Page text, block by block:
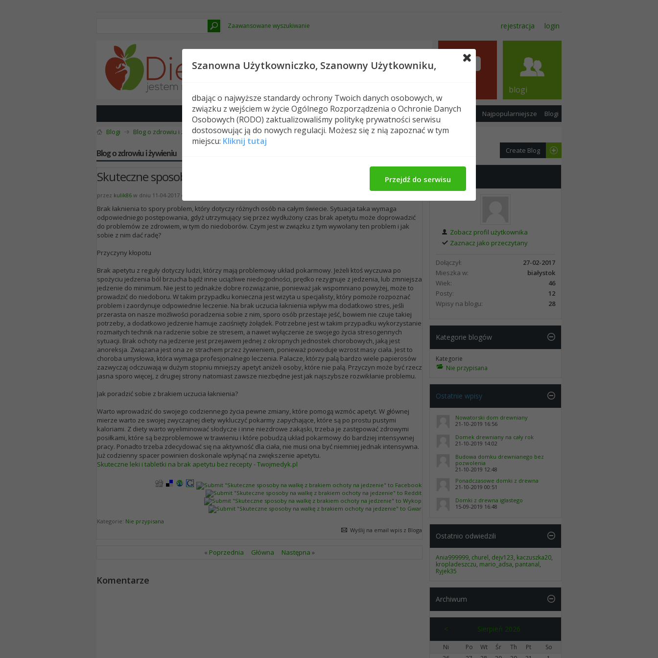
Zaawansowane wyszukiwanie rejestracja login
blogi
Ostatnie wpisy Najpopularniejsze Blogi
Blogi Blog o zdrowiu i żywieniu Skuteczne sposoby na walkę z brakiem ochoty na jedzenie
Blog o zdrowiu i żywieniu
Skuteczne sposoby na walkę z brakiem ochoty na jedzenie
przez kulik86 w dniu 11-04-2017 o godzinie 12:55 (1904 Odsłon)
Brak łaknienia to spory problem, który dotyczy różnych osób na całym świecie. Sytuacja taka wymaga
odpowiedniego postępowania, gdyż utrzymujący się przez wydłużony czas brak apetytu może doprowadzić
do problemów ze zdrowiem, w tym do niedoborów. Czym jest w związku z tym wywołany ten problem i jak
sobie z nim dać radę?
Przyczyny kłopotu
Brak apetytu z reguły dotyczy ludzi, którzy mają problemowy układ pokarmowy. Jeżeli ktoś wyczuwa po
spożyciu jedzenia ból brzucha bądź inne uciążliwe niedogodności, prędko rezygnuje z jedzenia, lub zmniejsza
jedzenie do minimum. Nie jest to jednakże dobre rozwiązanie, ponieważ jak wspomniano powyżej, może to
prowadzić do niedoboru. W takim przypadku konieczna jest wizyta u specjalisty, który pomoże rozpoznać
problem i zaordynuje odpowiednie leczenie. Na brak uczucia łaknienia wpływ ma dodatkowo stres, jeśli
przerasta on nasze możliwości poradzenia sobie z nim, sporo osób przestaje jeść, bowiem nie czuje takiej
potrzeby, a dodatkowo jedzenie hamuje zaciśnięty żołądek. Potrzebne jest w takim przypadku wykorzystanie
rozmaitych technik na radzenie sobie ze stresem, a nawet wyłączenie ze swojego życia stresogennych
sytuacji. Brak ochoty na jedzenie jest przejawem jednej z okropnych jednostek chorobowych, jaką jest
anoreksja. Związana jest ona ze strachem przez żywieniem, ponieważ powoduje wzrost masy ciała. Jest to
choroba umysłowa, która wymaga profesjonalnego leczenia. Palacze, którzy palą bardzo wiele papierosów
zazwyczaj odczuwają w dużym stopniu mniejszy apetyt aniżeli osoby, które nie palą. Przyczyn może być rzecz
jasna sporo więcej, z drugiej strony natomiast zawsze niezbędne jest jak najszybsze rozwikłanie problemu.
Jak poradzić sobie z brakiem uczucia łaknienia?
Warto wprowadzić do swojego codziennego życia pewne zmiany, które pomogą wzmóc apetyt. W głównej
mierze warto ze swojej zwyczajnej diety wykluczyć pokarmy zapychające, które są po prostu pustymi
kaloriami. Z diety warto wyeliminować słodycze i inne niezdrowe zakąski, trzeba je zastępować zdrowymi
posiłkami, które są bezproblemowe w trawieniu i które pobudzą układ pokarmowy do bardziej intensywnej
pracy. Ponadto trzeba zdecydować się na aktywność dla ciała, nie musi ona być niemniej jednak intensywna.
Już codzienny spacer powinien doskonale wpłynąć na zwiększenie apetytu.
Skuteczne leki i tabletki na brak apetytu bez recepty - Twojmedyk.pl
Kategorie Nie przypisana
Wyślij na email wpis z Bloga
« Poprzednia Główna Następna »
Komentarze
Create Blog
kulik86
Zobacz profil użytkownika
Zaznacz jako przeczytany
Dołączył
27-02-2017
Mieszka w
białystok
Wiek
46
Posty
12
Wpisy na blogu
28
Kategorie blogów
Kategorie
Nie przypisana
Ostatnie wpisy
Nowatorski dom drewniany
21-10-2019 16:56
Domek drewniany na cały rok
21-10-2019 14:02
Budowa domku drewnianego bez
pozwolenia
21-10-2019 12:48
Ponadczasowe domki z drewna
21-10-2019 00:51
Domki z drewna iglastego
15-09-2019 16:48
Ostatnio odwiedzili
Ania999999, churel, dejv123, kaczuszka20,
kropladeszczu, mario_adsa, pantanal,
Ryjek35
Archiwum
< Sierpień 2026
Ni Po Wt Śr Th Pt
So
Szanowna Użytkowniczko, Szanowny Użytkowniku,
dbając o najwyższe standardy ochrony Twoich danych osobowych, w
związku z wejściem w życie Ogólnego Rozporządzenia o Ochronie Danych
Osobowych (RODO) zaktualizowaliśmy politykę prywatności serwisu
dostosowując ją do nowych regulacji. Możesz się z nią zapoznać w tym
miejscu: Kliknij tutaj
Przejdź do serwisu